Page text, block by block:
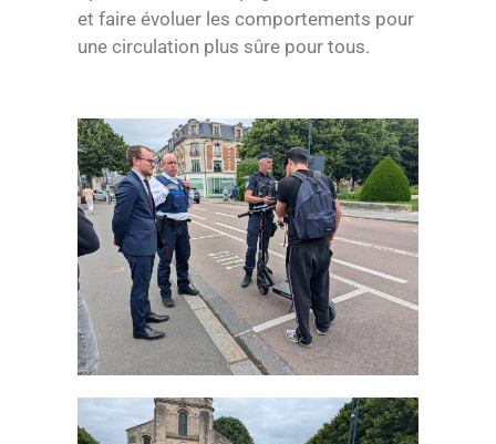
et faire évoluer les comportements pour
une circulation plus sûre pour tous.